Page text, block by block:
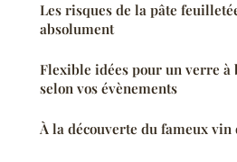
Les risques de la pâte
absolument
Flexible idées pour un verre à
selon vos évènements
À la découverte du fameux vin